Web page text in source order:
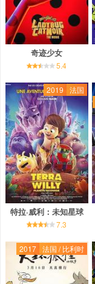
奇迹少女
5.4
2019 法国
特拉·威利：未知星球
7.3
2017 法国 / 比利时